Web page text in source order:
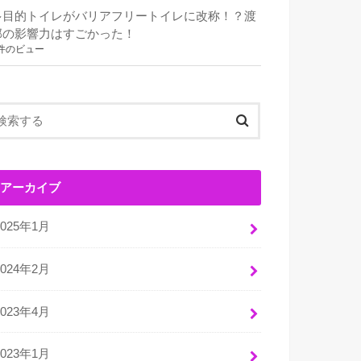
目的トイレがバリアフリートイレに改称！？渡
影響力はすごかった！
のビュー
アーカイブ
年1月
年2月
年4月
年1月